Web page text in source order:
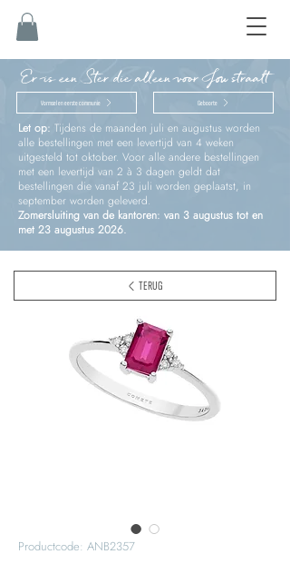
Er is een Ster die alleen voor Jou straalt
Vormsel en eerste communie Geboorte
Let op: Tijdens de maanden juli en augustus worden
alle bestellingen met een levertijd van 4 weken
uitgesteld tot oktober. Voor alle andere bestellingen
met een levertijd van 2 à 3 dagen geldt dat
bestellingen die vanaf 23 juli worden geplaatst, in
september worden geleverd.
Zomersluiting van de kantoren: van 3 augustus tot en
met 23 augustus 2026.
Productcode: ANB2357
TERUG